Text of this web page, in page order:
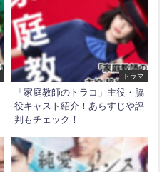
ドラマ
「家庭教師のトラコ」主役・脇
役キャスト紹介！あらすじや評
判もチェック！